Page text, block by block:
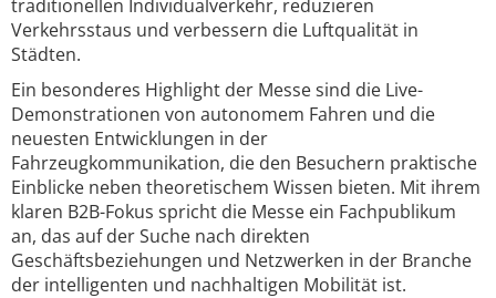
traditionellen Individualverkehr, reduzieren
Verkehrsstaus und verbessern die Luftqualität in
Städten.
Ein besonderes Highlight der Messe sind die Live-
Demonstrationen von autonomem Fahren und die
neuesten Entwicklungen in der
Fahrzeugkommunikation, die den Besuchern praktische
Einblicke neben theoretischem Wissen bieten. Mit ihrem
klaren B2B-Fokus spricht die Messe ein Fachpublikum
an, das auf der Suche nach direkten
Geschäftsbeziehungen und Netzwerken in der Branche
der intelligenten und nachhaltigen Mobilität ist.